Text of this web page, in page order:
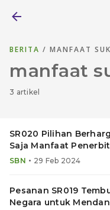
BERITA / MANFAAT
manfaat
3 artikel
SR020 Pilihan
Saja Manfaat
SBN • 29 Feb 2024
Pesanan SR019
Negara untuk